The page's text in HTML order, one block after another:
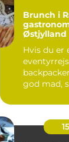
Brunch i
Østjylland
Hvis du er
god mad,